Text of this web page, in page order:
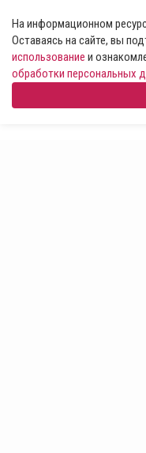
На информационном
Оставаясь на сайте, вы
использование и
обработки персональных